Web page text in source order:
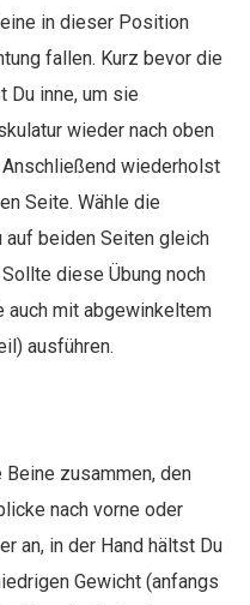
in dieser Position
fallen. Kurz bevor die
Du inne, um sie
wieder nach oben
wiederholst
Seite. Wähle die
beiden Seiten gleich
diese Übung noch
auch mit abgewinkeltem
ausführen.
Beine zusammen, den
nach vorne oder
an, in der Hand hältst Du
Gewicht (anfangs